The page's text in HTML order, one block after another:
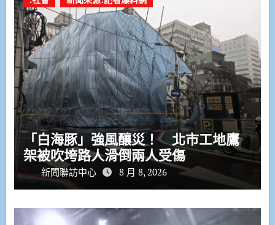
「白海豚」強風釀災！ 北市工地鷹
架被吹垮路人滑倒兩人受傷
新聞聯訪中心 8 月 8, 2026